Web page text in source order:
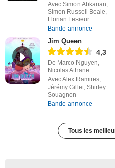
Avec Simon Abkarian,
Simon Russell Beale,
Florian Lesieur
Bande-annonce
Jim Queen
4,3
De Marco Nguyen,
Nicolas Athane
Avec Alex Ramires,
Jérémy Gillet, Shirley
Souagnon
Bande-annonce
Tous les